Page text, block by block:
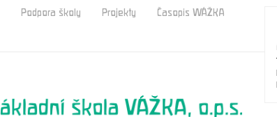
Podpora školy Projekty Časopis WÁŽKA